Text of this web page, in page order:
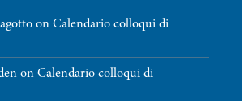
on Calendario colloqui di
on Calendario colloqui di